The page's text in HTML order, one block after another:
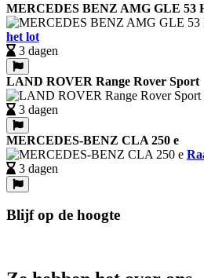
MERCEDES BENZ AMG GLE 53
het lot
3 dagen
LAND ROVER Range Rover Sport
3 dagen
MERCEDES-BENZ CLA 250 e
3 dagen
Blijf op de hoogte